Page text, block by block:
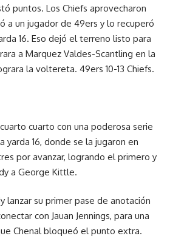
puntos. Los Chiefs aprovecharon
a un jugador de 49ers y lo recuperó
16. Eso dejó el terreno listo para
a Marquez Valdes-Scantling en la
la voltereta. 49ers 10-13 Chiefs.
cuarto con una poderosa serie
yarda 16, donde se la jugaron en
por avanzar, logrando el primero y
a George Kittle.
lanzar su primer pase de anotación
con Jauan Jennings, para una
Chenal bloqueó el punto extra.